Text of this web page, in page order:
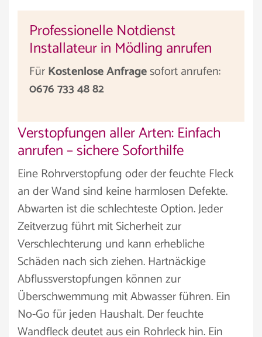
Professionelle Notdienst
Installateur in Mödling anrufen
FürKostenlose Anfragesofort anrufen:
0676 733 48 82
Verstopfungen aller Arten: Einfach
anrufen – sichere Soforthilfe
Eine Rohrverstopfung oder der feuchte Fleck
an der Wand sind keine harmlosen Defekte.
Abwarten ist die schlechteste Option. Jeder
Zeitverzug führt mit Sicherheit zur
Verschlechterung und kann erhebliche
Schäden nach sich ziehen. Hartnäckige
Abflussverstopfungen können zur
Überschwemmung mit Abwasser führen. Ein
No-Go für jeden Haushalt. Der feuchte
Wandfleck deutet aus ein Rohrleck hin. Ein